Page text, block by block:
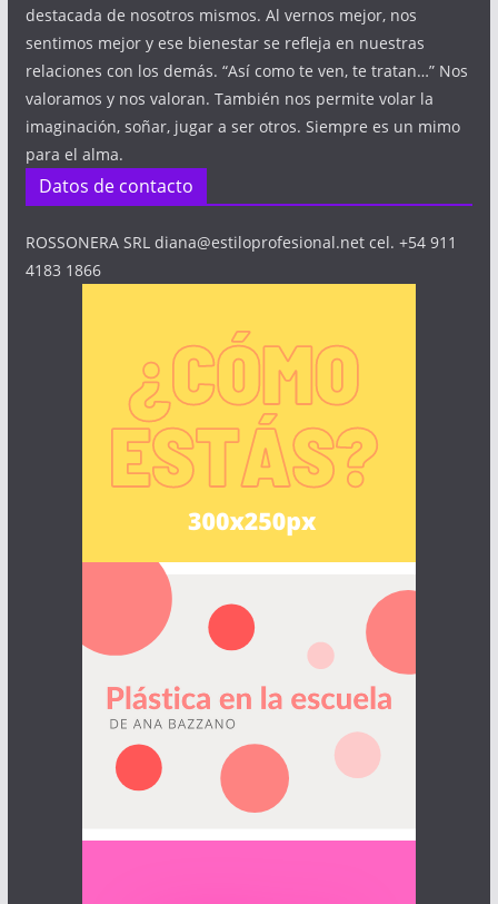
destacada de nosotros mismos. Al vernos mejor, nos
sentimos mejor y ese bienestar se refleja en nuestras
relaciones con los demás. “Así como te ven, te tratan…” Nos
valoramos y nos valoran. También nos permite volar la
imaginación, soñar, jugar a ser otros. Siempre es un mimo
para el alma.
Datos de contacto
ROSSONERA SRL diana@estiloprofesional.net cel. +54 911
4183 1866